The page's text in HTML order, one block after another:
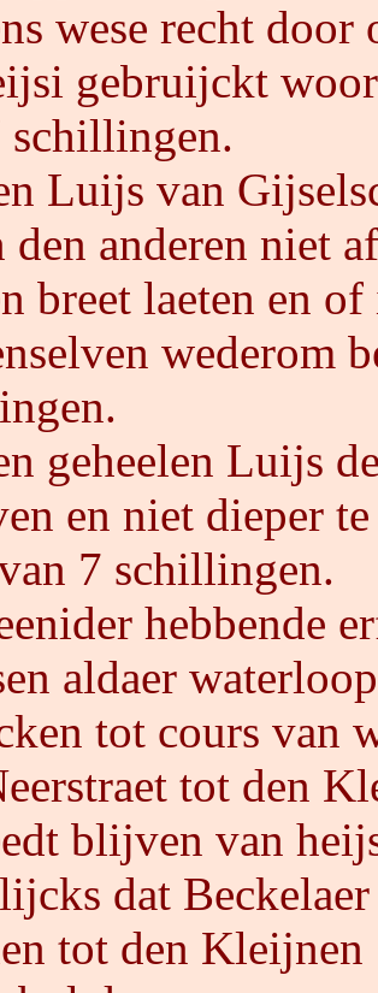
wese recht
gebruijckt
schillingen.
Luijs van
den anderen niet
breet laeten en
wederom
geheelen Luijs
en niet dieper
7 schillingen.
hebbende
aldaer
tot cours van
tot den
blijven van
dat
tot den